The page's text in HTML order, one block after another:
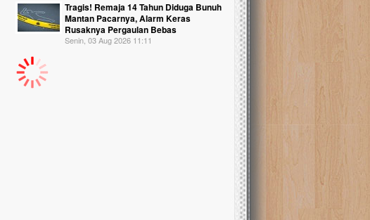
Tragis! Remaja 14 Tahun Diduga Bunuh
Mantan Pacarnya, Alarm Keras
Rusaknya Pergaulan Bebas
Senin, 03 Aug 2026 11:11